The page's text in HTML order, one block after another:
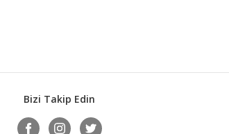
Bizi Takip Edin